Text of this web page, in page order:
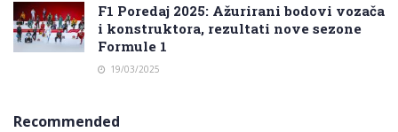
F1 Poredaj 2025: Ažurirani bodovi vozača
i konstruktora, rezultati nove sezone
Formule 1
19/03/2025
Recommended